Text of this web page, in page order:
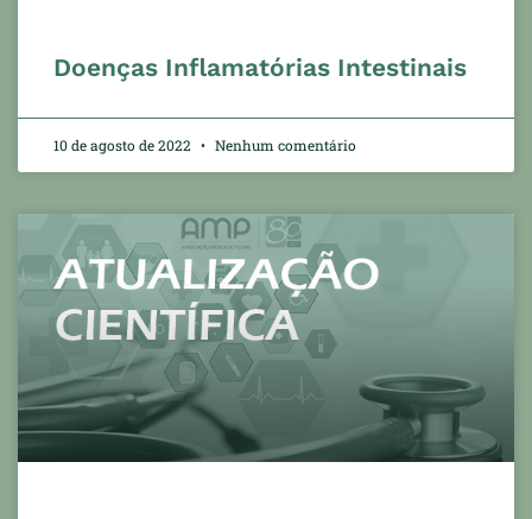
Doenças Inflamatórias Intestinais
10 de agosto de 2022 Nenhum comentário